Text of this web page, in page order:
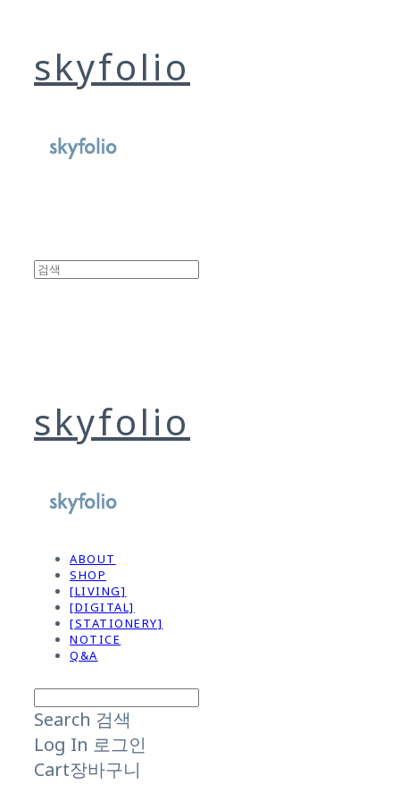
skyfolio
skyfolio
ABOUT
SHOP
[LIVING]
[DIGITAL]
[STATIONERY]
NOTICE
Q&A
Search 검색
Log In 로그인
Cart장바구니